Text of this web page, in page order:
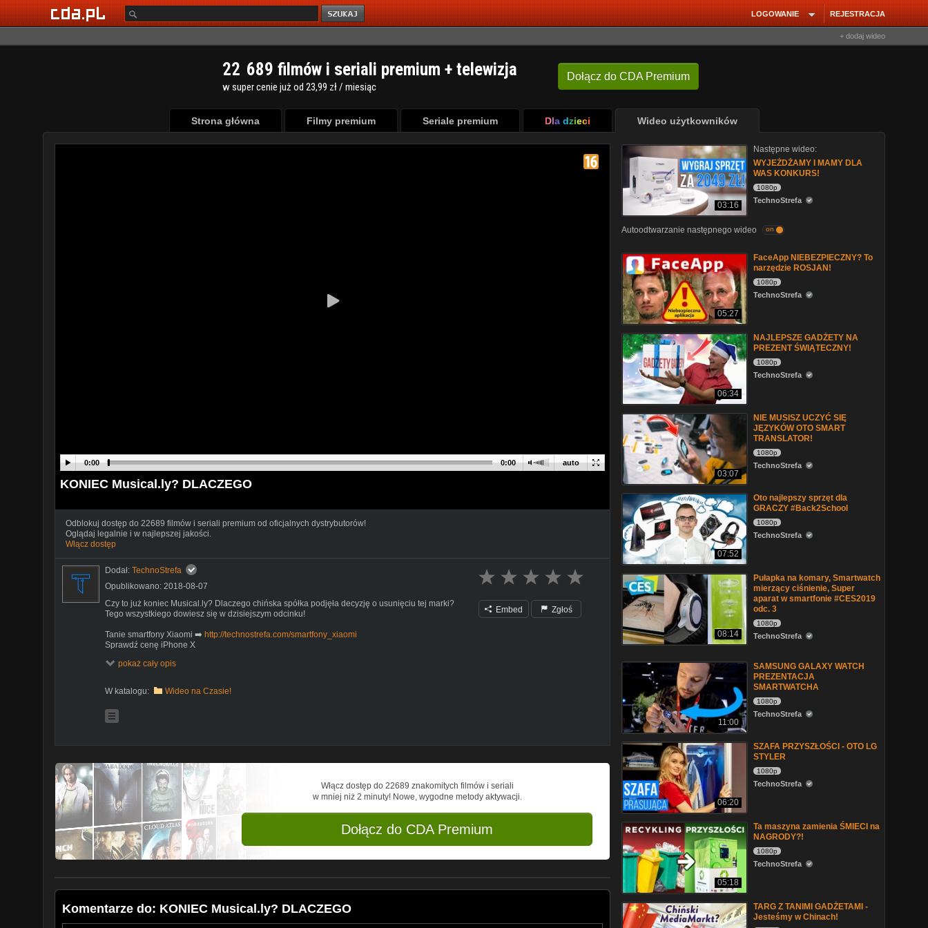
REJESTRACJA
LOGOWANIE
+ dodaj wideo
Dołącz do CDA Premium
22 689 filmów i seriali premium + telewizja
w super cenie już od 23,99 zł / miesiąc
Strona główna Filmy premium Seriale premium Dla dzieci Wideo użytkowników
auto
0:00 0:00
KONIEC Musical.ly? DLACZEGO
Odblokuj dostęp do 22689 filmów i seriali premium od oficjalnych dystrybutorów!
Oglądaj legalnie i w najlepszej jakości.
Włącz dostęp
Dodał: TechnoStrefa
Opublikowano: 2018-08-07
Czy to już koniec Musical.ly? Dlaczego chińska spółka podjęła decyzję o usunięciu tej marki?
Tego wszystkiego dowiesz się w dzisiejszym odcinku!
Tanie smartfony Xiaomi ➡️ http://technostrefa.com/smartfony_xiaomi
Sprawdź cenę iPhone X
pokaż cały opis
W katalogu: Wideo na Czasie!
Embed Zgłoś
Włącz dostęp do 22689 znakomitych filmów i seriali
w mniej niż 2 minuty! Nowe, wygodne metody aktywacji.
Dołącz do CDA Premium
Komentarze do: KONIEC Musical.ly? DLACZEGO
03:16
Następne wideo:
WYJEŻDŻAMY I MAMY DLA
WAS KONKURS!
1080p
TechnoStrefa
Autoodtwarzanie następnego wideo on
05:27
FaceApp NIEBEZPIECZNY? To
narzędzie ROSJAN!
1080p
TechnoStrefa
06:34
NAJLEPSZE GADŻETY NA
PREZENT ŚWIĄTECZNY!
1080p
TechnoStrefa
03:07
NIE MUSISZ UCZYĆ SIĘ
JĘZYKÓW OTO SMART
TRANSLATOR!
1080p
TechnoStrefa
07:52
Oto najlepszy sprzęt dla
GRACZY #Back2School
1080p
TechnoStrefa
08:14
Pułapka na komary, Smartwatch
mierzący ciśnienie, Super
aparat w smartfonie #CES2019
odc. 3
1080p
TechnoStrefa
11:00
SAMSUNG GALAXY WATCH
PREZENTACJA
SMARTWATCHA
1080p
TechnoStrefa
06:20
SZAFA PRZYSZŁOŚCI - OTO LG
STYLER
1080p
TechnoStrefa
05:18
Ta maszyna zamienia ŚMIECI na
NAGRODY?!
1080p
TechnoStrefa
TARG Z TANIMI GADŻETAMI -
Jesteśmy w Chinach!